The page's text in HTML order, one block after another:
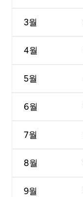
3월
4월
5월
6월
7월
8월
9월